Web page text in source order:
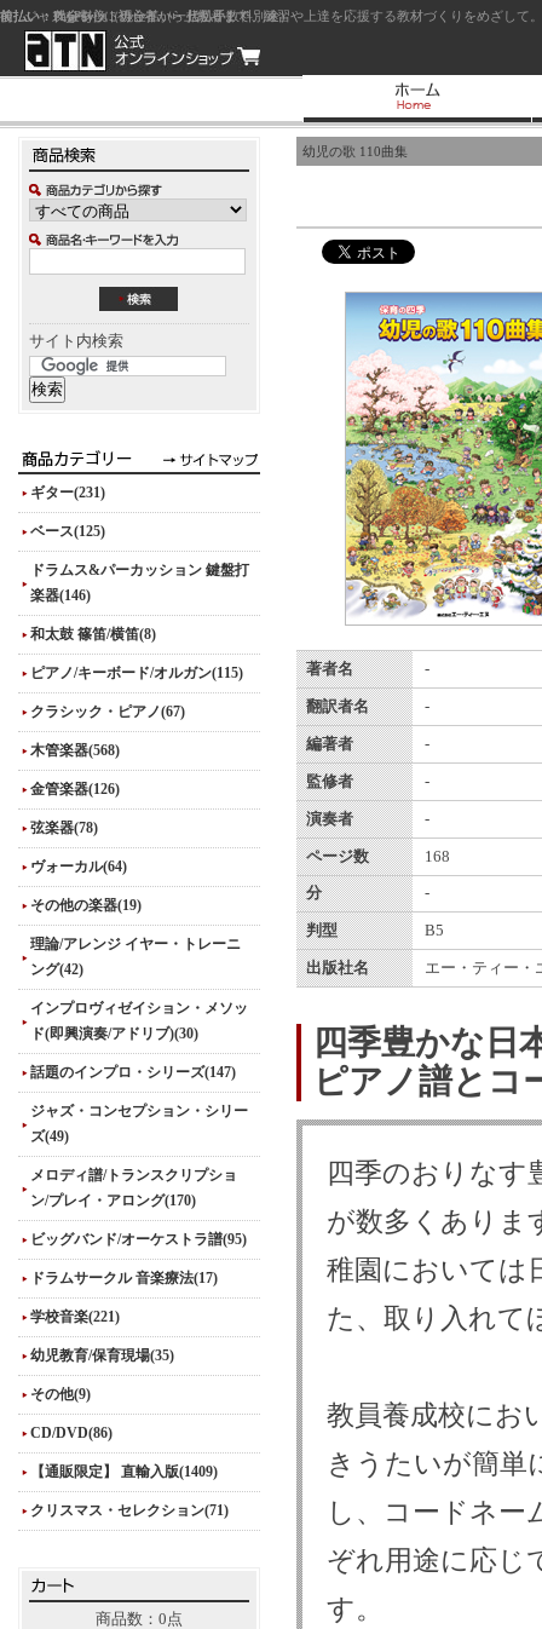
ジャズを中心に初心者から上級者まで、練習や上達を応援する教材づくりをめざし
サイト内検索
ギター(231)
ベース(125)
ドラムス&パーカッション 鍵盤打
楽器(146)
和太鼓 篠笛/横笛(8)
ピアノ/キーボード/オルガン(115)
クラシック・ピアノ(67)
木管楽器(568)
金管楽器(126)
弦楽器(78)
ヴォーカル(64)
その他の楽器(19)
理論/アレンジ イヤー・トレーニ
ング(42)
インプロヴィゼイション・メソッ
ド(即興演奏/アドリブ)(30)
話題のインプロ・シリーズ(147)
ジャズ・コンセプション・シリー
ズ(49)
メロディ譜/トランスクリプショ
ン/プレイ・アロング(170)
ビッグバンド/オーケストラ譜(95)
ドラムサークル 音楽療法(17)
学校音楽(221)
幼児教育/保育現場(35)
その他(9)
CD/DVD(86)
【通販限定】 直輸入版(1409)
クリスマス・セレクション(71)
商品数：0点
幼児の歌 110曲集
著者名 -
翻訳者名 -
編著者 -
監修者 -
演奏者 -
ページ数 168
分 -
判型 B5
出版社名 エー・ティー・
四季豊かな日
ピアノ譜とコ
四季のおりなす
が数多くありま
稚園においては
た、取り入れて
教員養成校にお
きうたいが簡単
し、コードネー
ぞれ用途に応じ
す。
前払い：クレジットカード（一括払い）
後払い：代金引換（現金払い・代引手数料別途）
前払い：PayPay